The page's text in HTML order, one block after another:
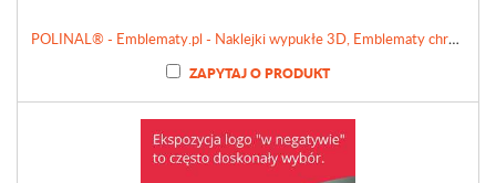
POLINAL® - Emblematy.pl - Naklejki wypukłe 3D, Emblematy chromowane, Tabliczki, Etykiety
ZAPYTAJ O PRODUKT